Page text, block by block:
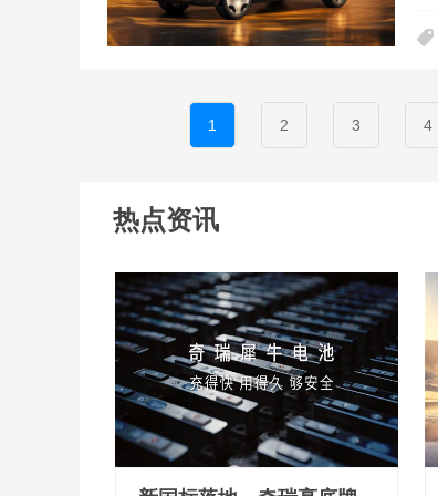
1 2 3 4
热点资讯